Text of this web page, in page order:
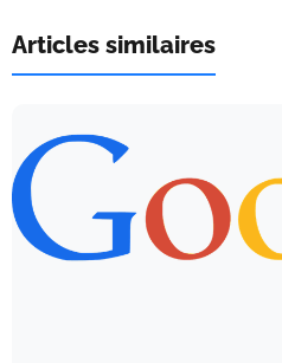
Articles similaires